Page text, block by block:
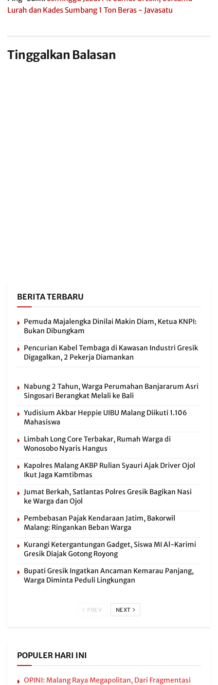
Lurah dan Kades Sumbang 1 Ton Beras - Javasatu
Tinggalkan Balasan
BERITA TERBARU
Pemuda Majalengka Dinilai Makin Diam, Ketua KNPI:
Bukan Dibungkam
Pencurian Kabel Tembaga di Kawasan Industri Gresik
Digagalkan, 2 Pekerja Diamankan
Nabung 2 Tahun, Warga Perumahan Banjararum Asri
Singosari Berangkat Melali ke Bali
Yudisium Akbar Heppie UIBU Malang Diikuti 1.106
Mahasiswa
Limbah Long Core Terbakar, Rumah Warga di
Wonosobo Nyaris Hangus
Kapolres Malang AKBP Rulian Syauri Ajak Driver Ojol
Ikut Jaga Kamtibmas
Jumat Berkah, Satlantas Polres Gresik Bagikan Nasi
ke Warga dan Ojol
Pembebasan Pajak Kendaraan Jatim, Bakorwil
Malang: Ringankan Beban Warga
Kurangi Ketergantungan Gadget, Siswa MI Al-Karimi
Gresik Diajak Gotong Royong
Bupati Gresik Ingatkan Ancaman Kemarau Panjang,
Warga Diminta Peduli Lingkungan
PREV NEXT
POPULER HARI INI
OPINI: Malang Raya Megapolitan, Dari Fragmentasi